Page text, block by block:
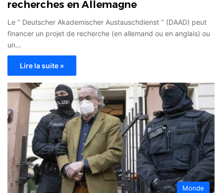
recherches en Allemagne
Le ‘‘ Deutscher Akademischer Austauschdienst ’’ (DAAD) peut
financer un projet de recherche (en allemand ou en anglais) ou
un…
Lire la suite »
Monde